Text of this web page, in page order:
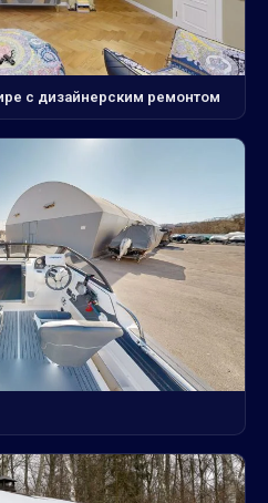
с дизайнерским ремонтом